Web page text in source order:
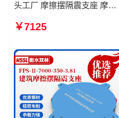
头工厂 摩擦摆隔震支座 摩擦
4.11 建筑摩擦摆式减隔震支座
￥7125